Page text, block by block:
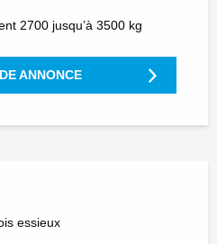
2700 jusqu’à 3500 kg
ANNONCE
essieux